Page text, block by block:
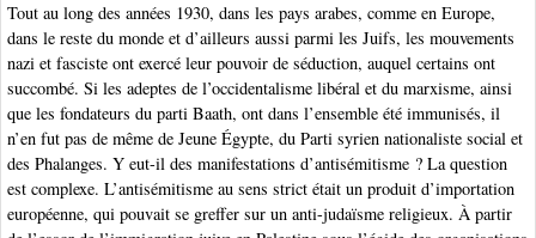
Tout au long des années 1930, dans les pays arabes, comme en Europe,
dans le reste du monde et d’ailleurs aussi parmi les Juifs, les mouvements
nazi et fasciste ont exercé leur pouvoir de séduction, auquel certains ont
succombé. Si les adeptes de l’occidentalisme libéral et du marxisme, ainsi
que les fondateurs du parti Baath, ont dans l’ensemble été immunisés, il
n’en fut pas de même de Jeune Égypte, du Parti syrien nationaliste social et
des Phalanges. Y eut-il des manifestations d’antisémitisme ? La question
est complexe. L’antisémitisme au sens strict était un produit d’importation
européenne, qui pouvait se greffer sur un anti-judaïsme religieux. À partir